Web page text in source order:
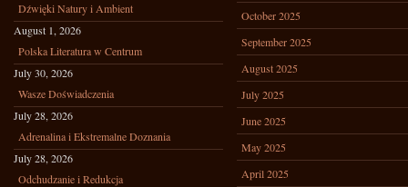
Dźwięki Natury i Ambient
August 1, 2026
Polska Literatura w Centrum
July 30, 2026
Wasze Doświadczenia
July 28, 2026
Adrenalina i Ekstremalne Doznania
July 28, 2026
Odchudzanie i Redukcja
October 2025
September 2025
August 2025
July 2025
June 2025
May 2025
April 2025